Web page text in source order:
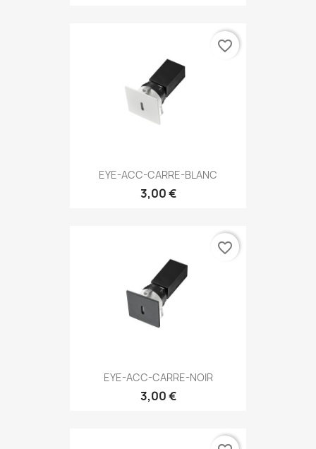
EYE-ACC-CARRE-BLANC
3,00 €
favorite_border
EYE-ACC-CARRE-NOIR
3,00 €
favorite_border